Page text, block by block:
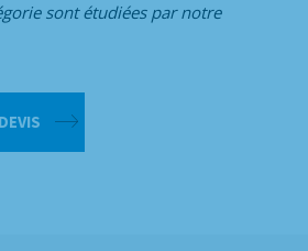
sont étudiées par notre